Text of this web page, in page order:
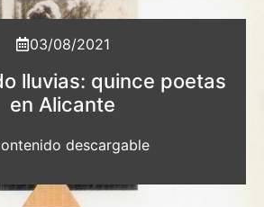
03/08/2021
lluvias: quince poetas
en Alicante
descargable